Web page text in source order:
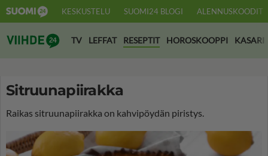
KESKUSTELU SUOMI24 BLOGI ALENNUSKOODIT
Suomi24 Viihde
TV LEFFAT RESEPTIT HOROSKOOPPI KASARI
Sitruunapiirakka
Raikas sitruunapiirakka on kahvipöydän piristys.